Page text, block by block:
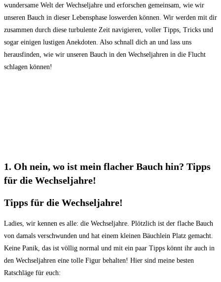
⁣wundersame Welt der Wechseljahre und erforschen gemeinsam, wie wir
unseren Bauch in dieser Lebensphase loswerden können. Wir werden mit dir
zusammen‍ durch diese turbulente Zeit navigieren, ⁣voller Tipps, Tricks und
sogar einigen lustigen Anekdoten. Also schnall dich an und⁤ lass uns
herausfinden, wie wir unseren Bauch in​ den Wechseljahren in die Flucht
schlagen können!
1.‍ Oh nein, wo⁣ ist ⁤mein flacher Bauch hin? Tipps
⁢für die Wechseljahre!
Tipps für die ⁤Wechseljahre!
Ladies, wir ‌kennen es ⁤alle: die Wechseljahre. ‍Plötzlich⁢ ist der flache Bauch
von damals verschwunden und hat einem kleinen Bäuchlein Platz gemacht.
Keine Panik, das ⁢ist völlig normal⁢ und‍ mit ein paar Tipps könnt ihr⁢ auch in⁣
den Wechseljahren eine tolle‍ Figur behalten! Hier⁤ sind ⁢meine besten
Ratschläge ⁤für euch: